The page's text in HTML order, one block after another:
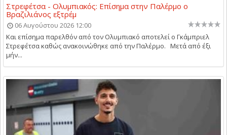
Στρεφέτσα - Ολυμπιακός: Επίσημα στην Παλέρμο ο
Βραζιλιάνος εξτρέμ
06 Αυγούστου 2026 12:00
Και επίσημα παρελθόν από τον Ολυμπιακό αποτελεί ο Γκάμπριελ
Στρεφέτσα καθώς ανακοινώθηκε από την Παλέρμο. Μετά από έξι
μήν...